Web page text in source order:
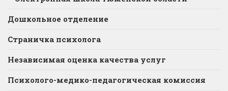
Дошкольное отделение
Страничка психолога
Независимая оценка качества услуг
Психолого-медико-педагогическая комиссия